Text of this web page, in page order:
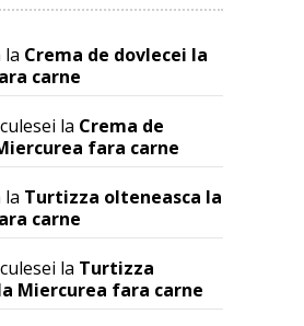
la Crema de dovlecei la
carne
la Crema de
fara carne
la Turtizza olteneasca la
carne
la Turtizza
Miercurea fara carne